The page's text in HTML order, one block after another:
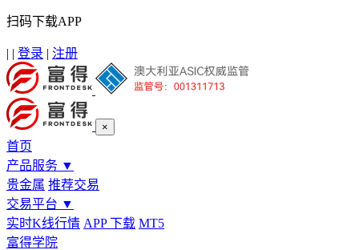
扫码下载APP
| | 登录 | 注册
×
首页
产品服务 ▼
贵金属 推荐交易
交易平台 ▼
实时K线行情 APP 下载 MT5
富得学院